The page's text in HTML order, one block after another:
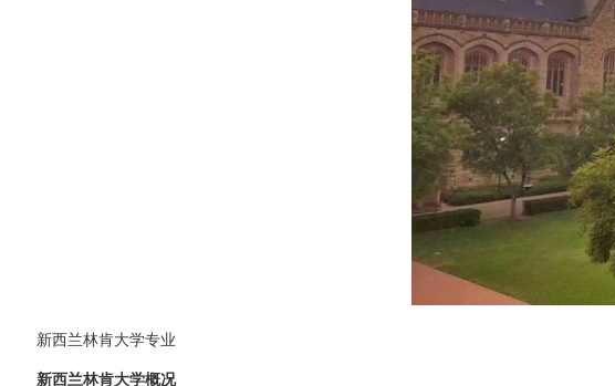
新西兰林肯大学专业
新西兰林肯大学概况